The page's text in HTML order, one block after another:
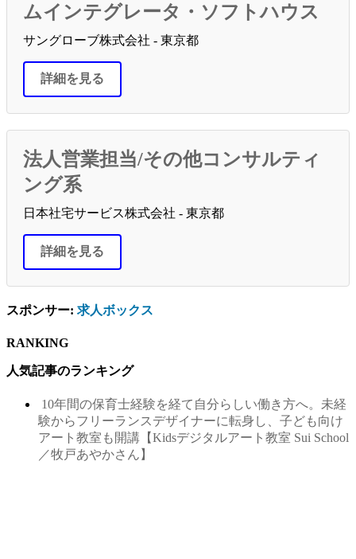
ムインテグレータ・ソフトハウス
サングローブ株式会社 - 東京都
詳細を見る
法人営業担当/その他コンサルティ
ング系
日本社宅サービス株式会社 - 東京都
詳細を見る
スポンサー: 求人ボックス
RANKING
人気記事のランキング
10年間の保育士経験を経て自分らしい働き方へ。未経
験からフリーランスデザイナーに転身し、子ども向け
アート教室も開講【Kidsデジタルアート教室 Sui School
／牧戸あやかさん】